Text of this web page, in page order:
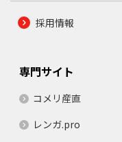
採用情報
専門サイト
コメリ産直
レンガ.pro